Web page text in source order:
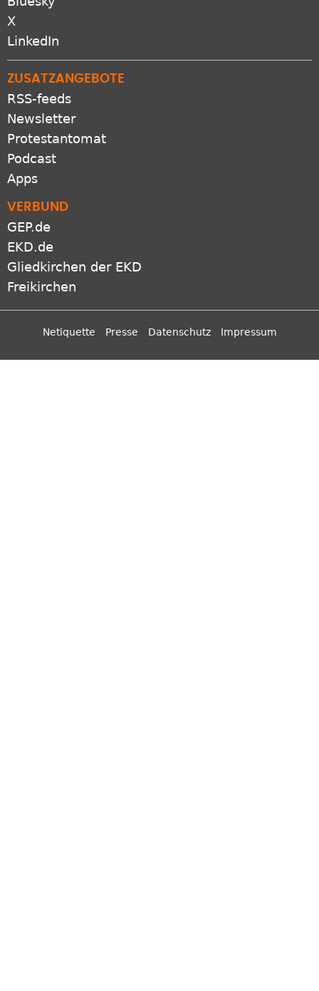
X
LinkedIn
ZUSATZANGEBOTE
RSS-feeds
Newsletter
Protestantomat
Podcast
Apps
VERBUND
GEP.de
EKD.de
Gliedkirchen der EKD
Freikirchen
Netiquette Presse Datenschutz Impressum